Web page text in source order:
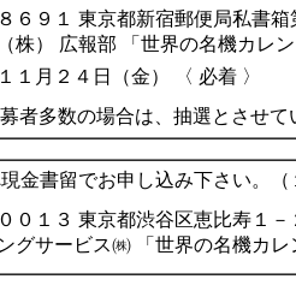
６９１ 東京都新宿郵便局私書箱
株） 広報部 「世界の名機カレ
１月２４日（金） 〈 必着 〉
者多数の場合は、抽選とさせて
金書留でお申し込み下さい。（
０１３ 東京都渋谷区恵比寿１
グサービス㈱ 「世界の名機カレ